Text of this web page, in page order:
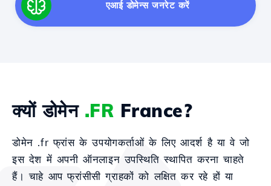
एआई डोमेन्स जनरेट करें
क्यों डोमेन .FR France?
डोमेन .fr फ्रांस के उपयोगकर्ताओं के लिए आदर्श है या वे जो
इस देश में अपनी ऑनलाइन उपस्थिति स्थापित करना चाहते
हैं। चाहे आप फ्रांसीसी ग्राहकों को लक्षित कर रहे हों या